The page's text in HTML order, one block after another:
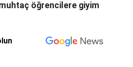
öğrencilere giyim